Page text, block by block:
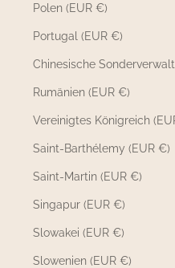
Polen (EUR €)
Portugal (EUR €)
Chinesische
Rumänien (EUR €)
Vereinigtes Königreich
Saint-Barthélemy (EUR €)
Saint-Martin (EUR €)
Singapur (EUR €)
Slowakei (EUR €)
Slowenien (EUR €)